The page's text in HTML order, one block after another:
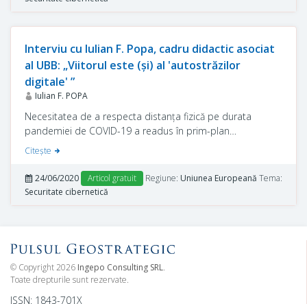
Interviu cu Iulian F. Popa, cadru didactic asociat
al UBB: „Viitorul este (și) al 'autostrăzilor
digitale' ”
Iulian F. POPA
Necesitatea de a respecta distanța fizică pe durata
pandemiei de COVID-19 a readus în prim-plan
problematica privind facilitarea accesului mediul online.
Conștientizarea oportunităților și amenințărilor existente
în mediul online reprezină, în continuare, o dimensiune
importantă pentru valorificarea potențialului pe care îl
oferă digitalizarea.
Citeşte
24/06/2020 Articol gratuit Regiune: Uniunea Europeană Tema:
Securitate cibernetică
© Copyright 2026 Ingepo Consulting SRL.
Toate drepturile sunt rezervate.
ISSN: 1843-701X